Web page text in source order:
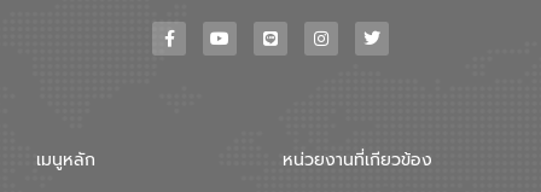
เมนูหลัก หน่วยงานที่เกียวข้อง